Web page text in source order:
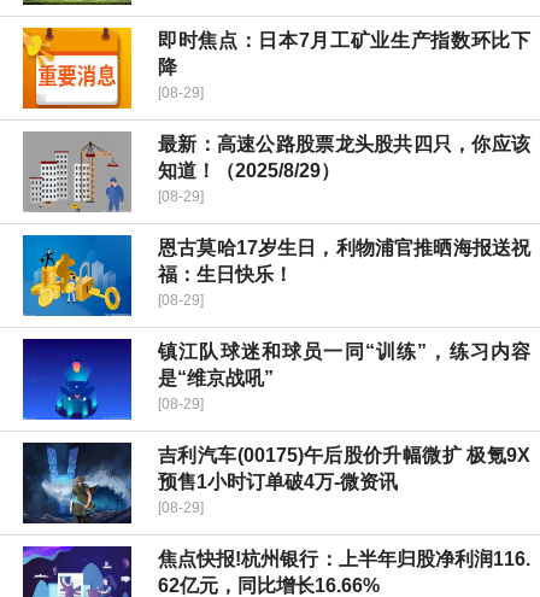
即时焦点：日本7月工矿业生产指数环比下
降
[08-29]
最新：高速公路股票龙头股共四只，你应该
知道！（2025/8/29）
[08-29]
恩古莫哈17岁生日，利物浦官推晒海报送祝
福：生日快乐！
[08-29]
镇江队球迷和球员一同“训练”，练习内容
是“维京战吼”
[08-29]
吉利汽车(00175)午后股价升幅微扩 极氪9X
预售1小时订单破4万-微资讯
[08-29]
焦点快报!杭州银行：上半年归股净利润116.
62亿元，同比增长16.66%